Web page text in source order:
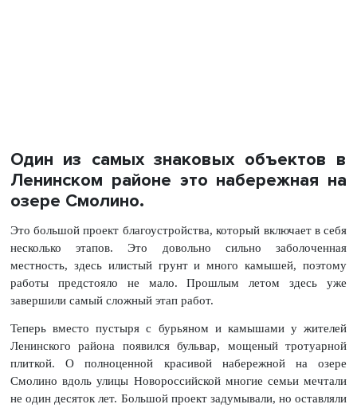
Один из самых знаковых объектов в
Ленинском районе это набережная на
озере Смолино.
Это большой проект благоустройства, который включает в себя
несколько этапов. Это довольно сильно заболоченная
местность, здесь илистый грунт и много камышей, поэтому
работы предстояло не мало. Прошлым летом здесь уже
завершили самый сложный этап работ.
Теперь вместо пустыря с бурьяном и камышами у жителей
Ленинского района появился бульвар, мощеный тротуарной
плиткой. О полноценной красивой набережной на озере
Смолино вдоль улицы Новороссийской многие семьи мечтали
не один десяток лет. Большой проект задумывали, но оставляли